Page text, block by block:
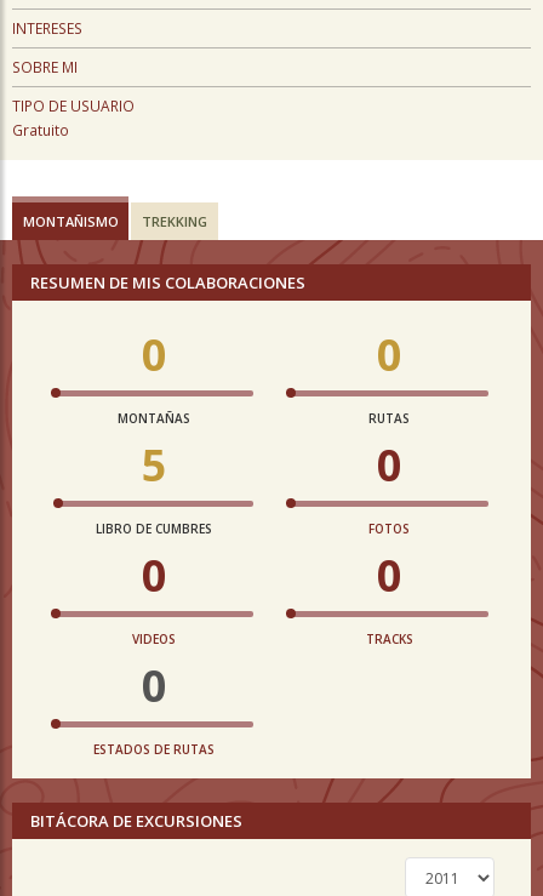
INTERESES
SOBRE MI
TIPO DE USUARIO
Gratuito
MONTAÑISMO TREKKING
RESUMEN DE MIS COLABORACIONES
0
MONTAÑAS
0
RUTAS
5
LIBRO DE CUMBRES
0
FOTOS
0
VIDEOS
0
TRACKS
0
ESTADOS DE RUTAS
BITÁCORA DE EXCURSIONES